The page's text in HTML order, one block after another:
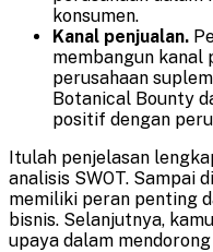
konsumen.
Kanal penjualan.
membangun kanal
perusahaan
Botanical Bounty
positif dengan
Itulah penjelasan
analisis SWOT. Sampai
memiliki peran penting
bisnis. Selanjutnya,
upaya dalam